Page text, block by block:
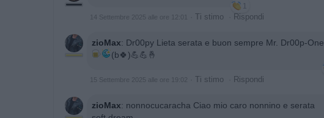
1
14 Settembre 2025 alle ore 12:01 Ti stimo Rispondi
zioMax: Dr00py Lieta serata e buon sempre Mr. Dr00p-One
(b🍀)💪💪🤞
15 Settembre 2025 alle ore 19:02 Ti stimo Rispondi
zioMax: nonnocucaracha Ciao mio caro nonnino e serata